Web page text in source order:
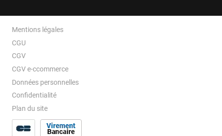
Mentions légales
CGU
CGV
CGV e-ccommerce
Données personnelles
Confidentialité
Plan du site